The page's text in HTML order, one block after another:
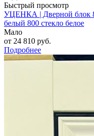
Быстрый просмотр
УЦЕНКА | Дверной блок
белый 800 стекло белое
Мало
от 24 810 руб.
Подробнее